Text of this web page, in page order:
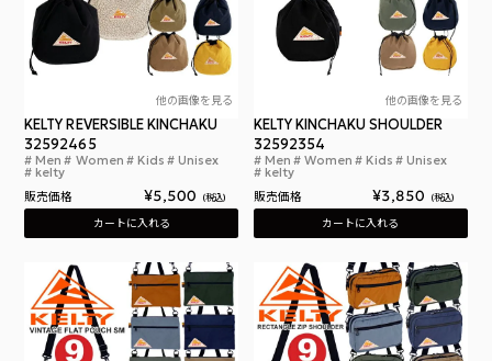
他の画像を見る
ケルティ リバーシブル キンチャク 500D
KELTY REVERSIBLE KINCHAKU
32592465
Men Women Kids Unisex
kelty
販売価格 ¥5,500 税込
カートに入れる
他の画像を見る
KELTY KINCHAKU SHOULDER
32592354
Men Women Kids Unisex
kelty
販売価格 ¥3,850 税込
カートに入れる